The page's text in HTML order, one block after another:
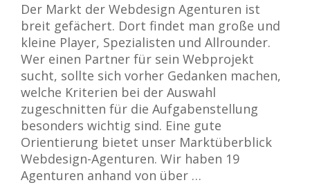
Der Markt der Webdesign Agenturen ist
breit gefächert. Dort findet man große und
kleine Player, Spezialisten und Allrounder.
Wer einen Partner für sein Webprojekt
sucht, sollte sich vorher Gedanken machen,
welche Kriterien bei der Auswahl
zugeschnitten für die Aufgabenstellung
besonders wichtig sind. Eine gute
Orientierung bietet unser Marktüberblick
Webdesign-Agenturen. Wir haben 19
Agenturen anhand von über …